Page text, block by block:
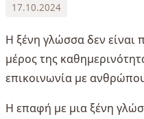
17.10.2024
Η ξένη γλώσσα δεν είναι
μέρος της
επικοινωνία με
Η επαφή με μια ξένη